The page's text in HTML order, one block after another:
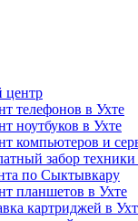
центр
телефонов в Ухте
ноутбуков в Ухте
компьютеров и
забор
по Сыктывкару
планшетов в Ухте
картриджей в